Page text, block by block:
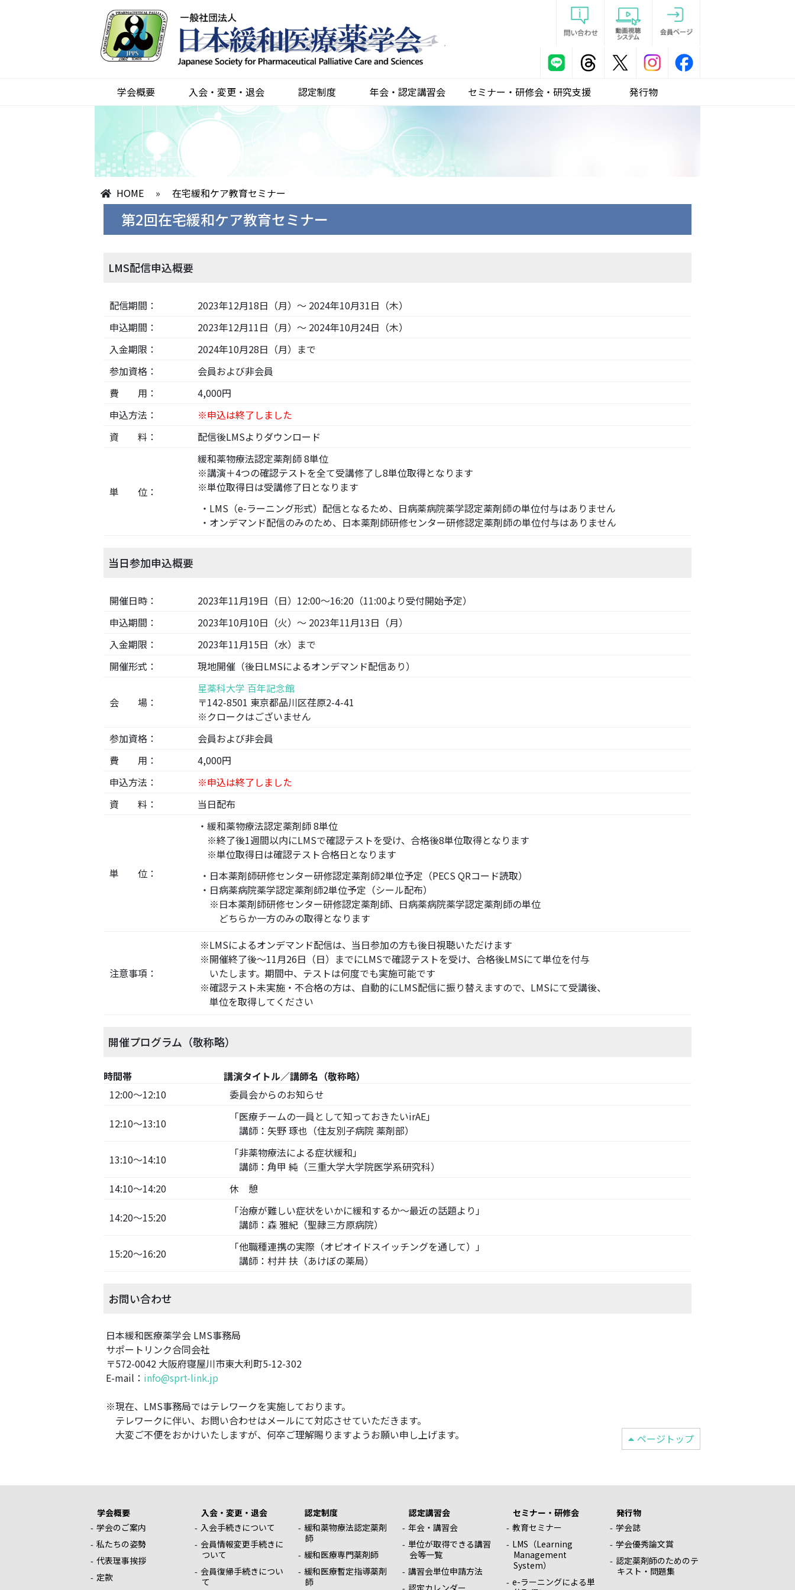
学会概要 入会・変更・退会 認定制度 年会・認定講習会 セミナー・研修会・研究支援 発行物
HOME » 在宅緩和ケア教育セミナー
第2回在宅緩和ケア教育セミナー
LMS配信申込概要
配信期間：
2023年12月18日（月）～ 2024年10月31日（木）
申込期間：
2023年12月11日（月）～ 2024年10月24日（木）
入金期限：
2024年10月28日（月）まで
参加資格：
会員および非会員
費 用：
4,000円
申込方法：
※申込は終了しました
資 料：
配信後LMSよりダウンロード
単 位：
緩和薬物療法認定薬剤師 8単位
※講演＋4つの確認テストを全て受講修了し8単位取得となります
※単位取得日は受講修了日となります
・LMS（e-ラーニング形式）配信となるため、日病薬病院薬学認定薬剤師の単位付与はありません
・オンデマンド配信のみのため、日本薬剤師研修センター研修認定薬剤師の単位付与はありません
当日参加申込概要
開催日時：
2023年11月19日（日）12:00～16:20（11:00より受付開始予定）
申込期間：
2023年10月10日（火）～ 2023年11月13日（月）
入金期限：
2023年11月15日（水）まで
開催形式：
現地開催（後日LMSによるオンデマンド配信あり）
会 場：
星薬科大学 百年記念館
〒142-8501 東京都品川区荏原2-4-41
※クロークはございません
参加資格：
会員および非会員
費 用：
4,000円
申込方法：
※申込は終了しました
資 料：
当日配布
単 位：
・緩和薬物療法認定薬剤師 8単位
※終了後1週間以内にLMSで確認テストを受け、合格後8単位取得となります
※単位取得日は確認テスト合格日となります
・日本薬剤師研修センター研修認定薬剤師2単位予定（PECS QRコード読取）
・日病薬病院薬学認定薬剤師2単位予定（シール配布）
※日本薬剤師研修センター研修認定薬剤師、日病薬病院薬学認定薬剤師の単位
どちらか一方のみの取得となります
注意事項：
※LMSによるオンデマンド配信は、当日参加の方も後日視聴いただけます
※開催終了後～11月26日（日）までにLMSで確認テストを受け、合格後LMSにて単位を付与
いたします。期間中、テストは何度でも実施可能です
※確認テスト未実施・不合格の方は、自動的にLMS配信に振り替えますので、LMSにて受講後、
単位を取得してください
開催プログラム（敬称略）
時間帯
講演タイトル／講師名（敬称略）
12:00～12:10
委員会からのお知らせ
12:10～13:10
「医療チームの一員として知っておきたいirAE」
講師：矢野 琢也（住友別子病院 薬剤部）
13:10～14:10
「非薬物療法による症状緩和」
講師：角甲 純（三重大学大学院医学系研究科）
14:10～14:20
休 憩
14:20～15:20
「治療が難しい症状をいかに緩和するか～最近の話題より」
講師：森 雅紀（聖隷三方原病院）
15:20～16:20
「他職種連携の実際（オピオイドスイッチングを通して）」
講師：村井 扶（あけぼの薬局）
お問い合わせ
日本緩和医療薬学会 LMS事務局
サポートリンク合同会社
〒572-0042 大阪府寝屋川市東大利町5-12-302
E-mail： info@sprt-link.jp
※現在、LMS事務局ではテレワークを実施しております。
テレワークに伴い、お問い合わせはメールにて対応させていただきます。
大変ご不便をおかけいたしますが、何卒ご理解賜りますようお願い申し上げます。
ページトップ
学会概要
学会のご案内
私たちの姿勢
代表理事挨拶
定款
入会・変更・退会
入会手続きについて
会員情報変更手続きに
ついて
会員復帰手続きについ
て
認定制度
緩和薬物療法認定薬剤
師
緩和医療専門薬剤師
緩和医療暫定指導薬剤
師
認定講習会
年会・講習会
単位が取得できる講習
会等一覧
講習会単位申請方法
セミナー・研修会
教育セミナー
LMS（Learning
Management
System）
e-ラーニングによる単
発行物
学会誌
学会優秀論文賞
認定薬剤師のためのテ
キスト・問題集